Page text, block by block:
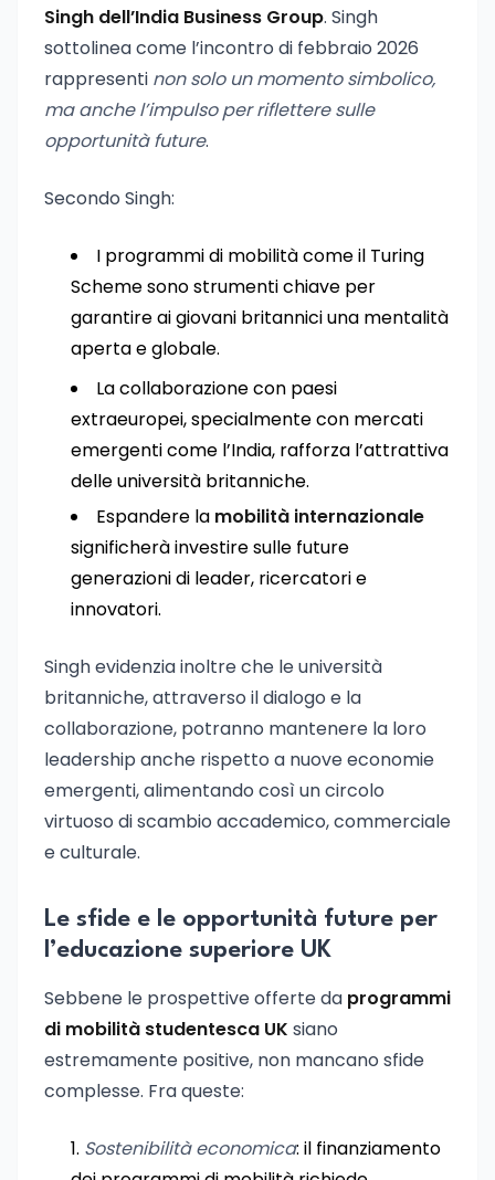
Singh dell’India Business Group. Singh
sottolinea come l’incontro di febbraio 2026
rappresenti non solo un momento simbolico,
ma anche l’impulso per riflettere sulle
opportunità future.
Secondo Singh:
I programmi di mobilità come il Turing
Scheme sono strumenti chiave per
garantire ai giovani britannici una mentalità
aperta e globale.
La collaborazione con paesi
extraeuropei, specialmente con mercati
emergenti come l’India, rafforza l’attrattiva
delle università britanniche.
Espandere la mobilità internazionale
significherà investire sulle future
generazioni di leader, ricercatori e
innovatori.
Singh evidenzia inoltre che le università
britanniche, attraverso il dialogo e la
collaborazione, potranno mantenere la loro
leadership anche rispetto a nuove economie
emergenti, alimentando così un circolo
virtuoso di scambio accademico, commerciale
e culturale.
Le sfide e le opportunità future per
l’educazione superiore UK
Sebbene le prospettive offerte da programmi
di mobilità studentesca UK siano
estremamente positive, non mancano sfide
complesse. Fra queste:
Sostenibilità economica: il finanziamento